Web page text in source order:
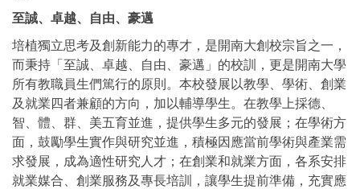
至誠、卓越、自由、豪邁
培植獨立思考及創新能力的專才，是開南大創校宗旨之一，
而秉持「至誠、卓越、自由、豪邁」的校訓，更是開南大學
所有教職員生們篤行的原則。本校發展以教學、學術、創業
及就業四者兼顧的方向，加以輔導學生。在教學上採德、
智、體、群、美五育並進，提供學生多元的發展；在學術方
面，鼓勵學生實作與研究並進，積極因應當前學術與產業需
求發展，成為適性研究人才；在創業和就業方面，各系安排
就業媒合、創業服務及專長培訓，讓學生提前準備，充實應